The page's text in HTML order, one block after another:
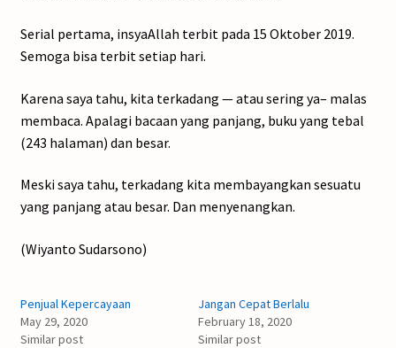
Serial pertama, insyaAllah terbit pada 15 Oktober 2019.
Semoga bisa terbit setiap hari.
Karena saya tahu, kita terkadang — atau sering ya– malas
membaca. Apalagi bacaan yang panjang, buku yang tebal
(243 halaman) dan besar.
Meski saya tahu, terkadang kita membayangkan sesuatu
yang panjang atau besar. Dan menyenangkan.
(Wiyanto Sudarsono)
Penjual Kepercayaan
May 29, 2020
Similar post
Jangan Cepat Berlalu
February 18, 2020
Similar post